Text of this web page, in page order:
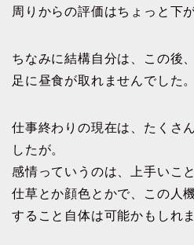
周りからの評価はちょっと下
ちなみに結構自分は、この後
足に昼食が取れませんでした。
仕事終わりの現在は、たくさ
したが。
感情っていうのは、上手いこ
仕草とか顔色とかで、この人
すること自体は可能かもしれ